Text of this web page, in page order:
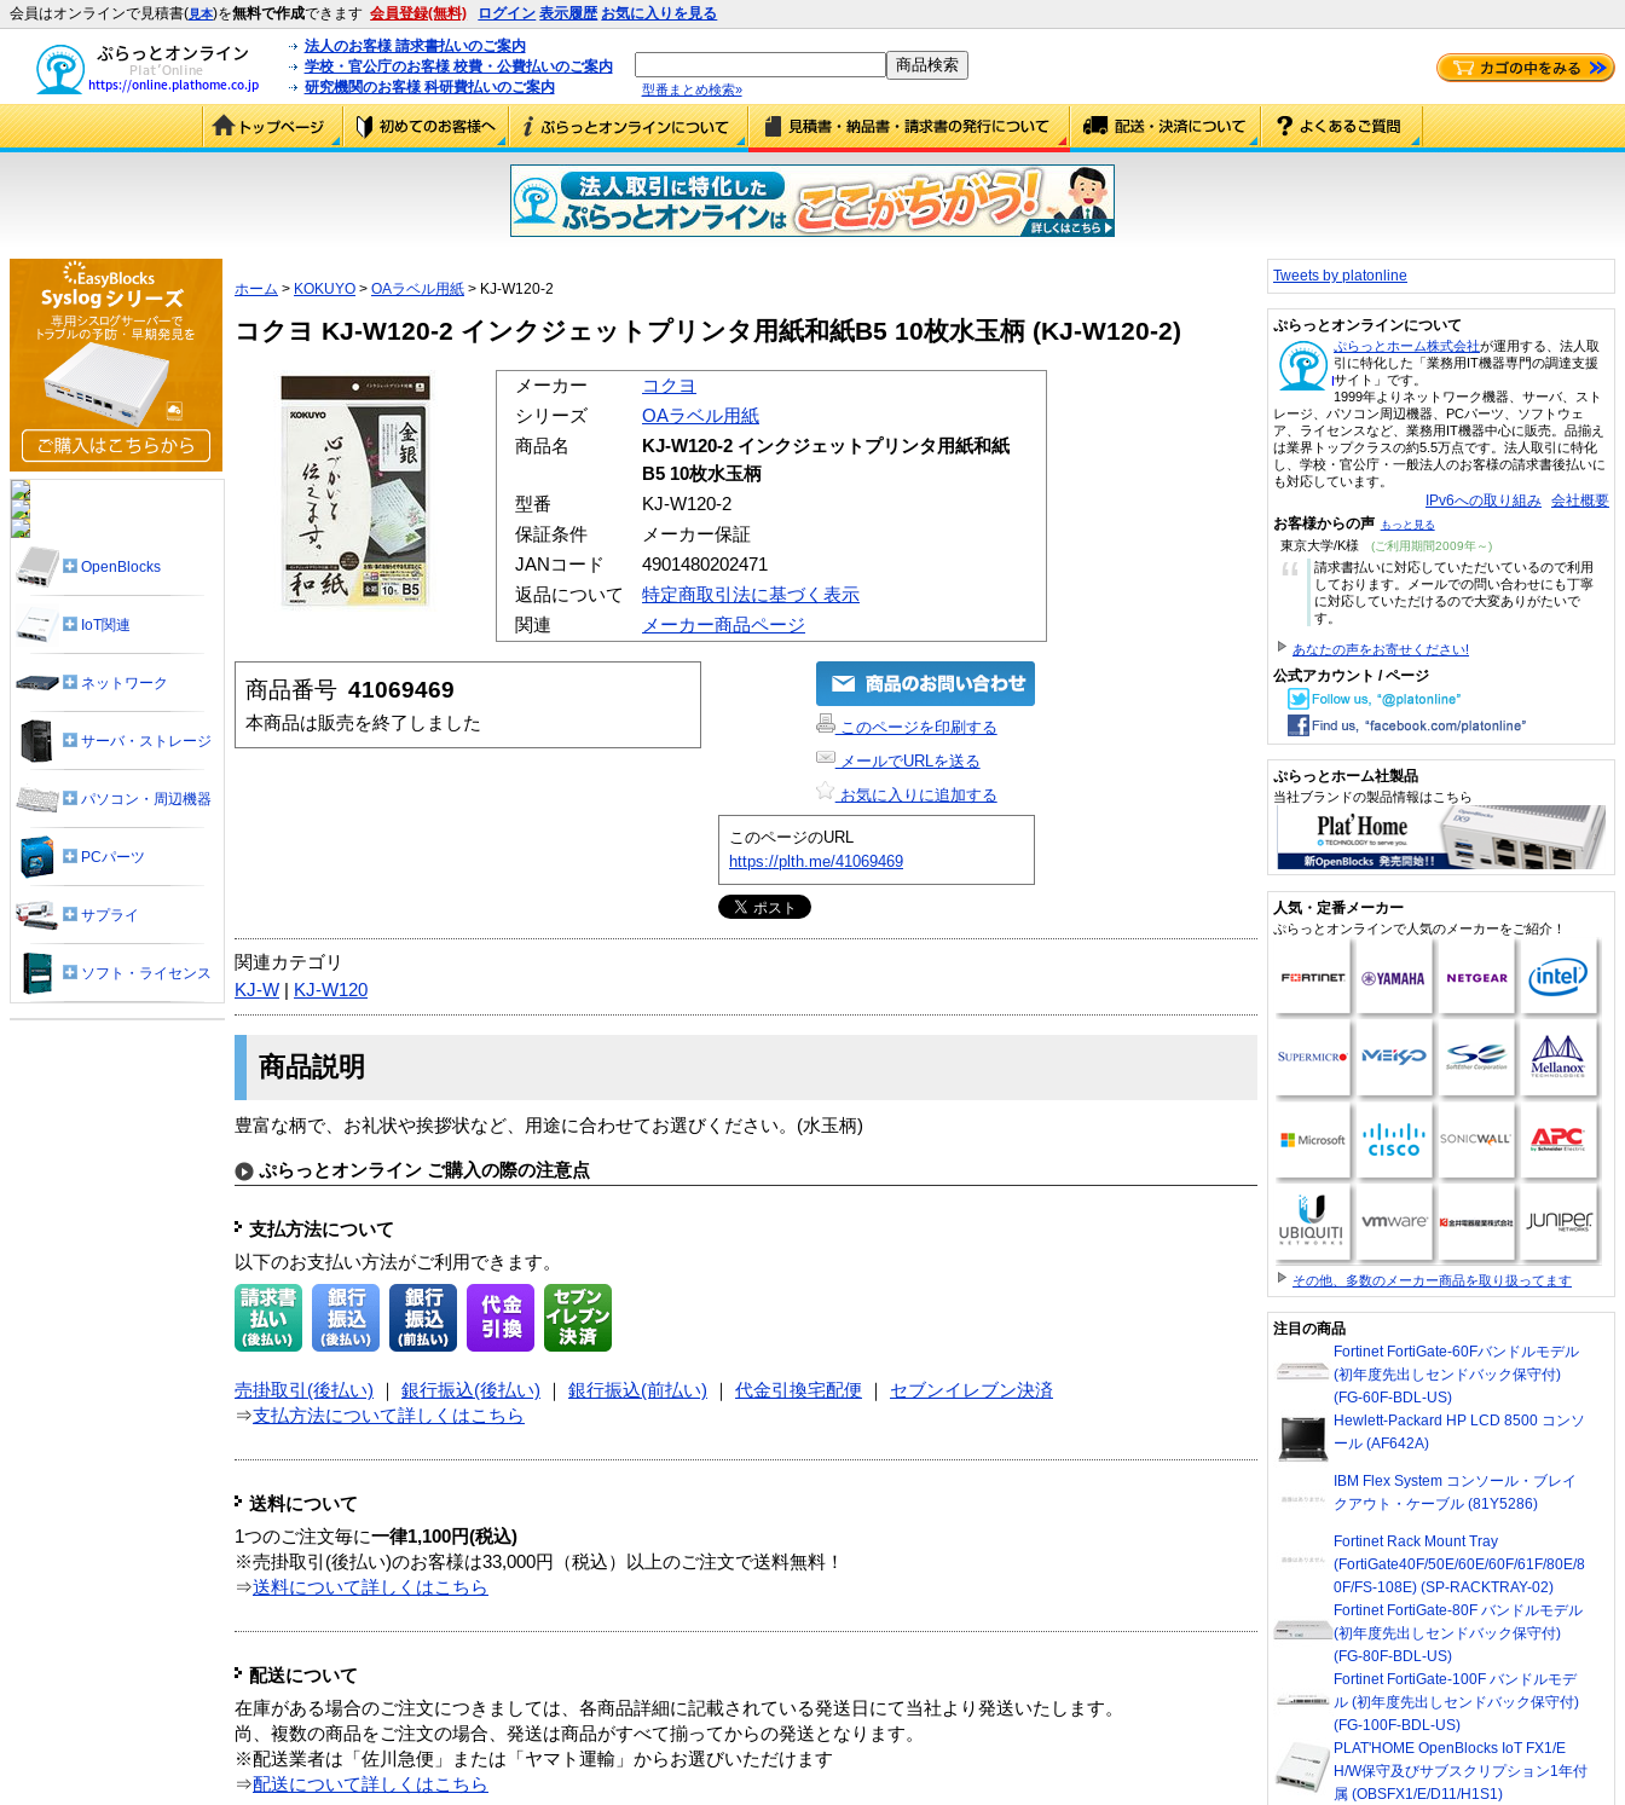
会員はオンラインで見積書(見本)を無料で作成できます 会員登録(無料) ログイン 表示履歴 お気に入りを見る
法人のお客様 請求書払いのご案内
学校・官公庁のお客様 校費・公費払いのご案内
研究機関のお客様 科研費払いのご案内
型番まとめ検索»
ホーム > KOKUYO > OAラベル用紙 > KJ-W120-2
コクヨ KJ-W120-2 インクジェットプリンタ用紙和紙B5 10枚水玉柄 (KJ-W120-2)
メーカー
コクヨ
シリーズ
OAラベル用紙
商品名
KJ-W120-2 インクジェットプリンタ用紙和紙
B5 10枚水玉柄
型番
KJ-W120-2
保証条件
メーカー保証
JANコード
4901480202471
返品について
特定商取引法に基づく表示
関連
メーカー商品ページ
商品番号 41069469
本商品は販売を終了しました
このページを印刷する
メールでURLを送る
お気に入りに追加する
このページのURL
https://plth.me/41069469
関連カテゴリ
KJ-W
KJ-W120
商品説明
豊富な柄で、お礼状や挨拶状など、用途に合わせてお選びください。(水玉柄)
ぷらっとオンライン ご購入の際の注意点
支払方法について
以下のお支払い方法がご利用できます。
売掛取引(後払い) 銀行振込(後払い) 銀行振込(前払い) 代金引換宅配便
セブンイレブン決済
⇒支払方法について詳しくはこちら
送料について
1つのご注文毎に一律1,100円(税込)
※売掛取引(後払い)のお客様は33,000円（税込）以上のご注文で送料無料！
⇒送料について詳しくはこちら
配送について
在庫がある場合のご注文につきましては、各商品詳細に記載されている発送日にて当社より発送いたします。
尚、複数の商品をご注文の場合、発送は商品がすべて揃ってからの発送となります。
※配送業者は「佐川急便」または「ヤマト運輸」からお選びいただけます
⇒配送について詳しくはこちら
OpenBlocks
IoT関連
ネットワーク
サーバ・ストレージ
パソコン・周辺機器
PCパーツ
サプライ
ソフト・ライセンス
Tweets by platonline
ぷらっとオンラインについて
ぷらっとホーム株式会社が運用する、法人取
引に特化した「業務用IT機器専門の調達支援
サイト」です。
1999年よりネットワーク機器、サーバ、スト
レージ、パソコン周辺機器、PCパーツ、ソフトウェ
ア、ライセンスなど、業務用IT機器中心に販売。品揃え
は業界トップクラスの約5.5万点です。法人取引に特化
し、学校・官公庁・一般法人のお客様の請求書後払いに
も対応しています。
IPv6への取り組み 会社概要
お客様からの声 もっと見る
東京大学/K様 (ご利用期間2009年～)
“
請求書払いに対応していただいているので利用
しております。メールでの問い合わせにも丁寧
に対応していただけるので大変ありがたいで
す。
あなたの声をお寄せください!
公式アカウント / ページ
ぷらっとホーム社製品
当社ブランドの製品情報はこちら
人気・定番メーカー
ぷらっとオンラインで人気のメーカーをご紹介！
その他、多数のメーカー商品を取り扱ってます
注目の商品
Fortinet FortiGate-60Fバンドルモデル
(初年度先出しセンドバック保守付)
(FG-60F-BDL-US)
Hewlett-Packard HP LCD 8500 コンソ
ール (AF642A)
IBM Flex System コンソール・ブレイ
クアウト・ケーブル (81Y5286)
Fortinet Rack Mount Tray
(FortiGate40F/50E/60E/60F/61F/80E/8
0F/FS-108E) (SP-RACKTRAY-02)
Fortinet FortiGate-80F バンドルモデル
(初年度先出しセンドバック保守付)
(FG-80F-BDL-US)
Fortinet FortiGate-100F バンドルモデ
ル (初年度先出しセンドバック保守付)
(FG-100F-BDL-US)
PLAT'HOME OpenBlocks IoT FX1/E
H/W保守及びサブスクリプション1年付
属 (OBSFX1/E/D11/H1S1)